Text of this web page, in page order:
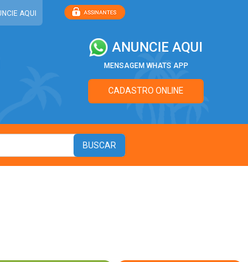
AQUI
ANUNCIE AQUI
MENSAGEM WHATS APP
CADASTRO ONLINE